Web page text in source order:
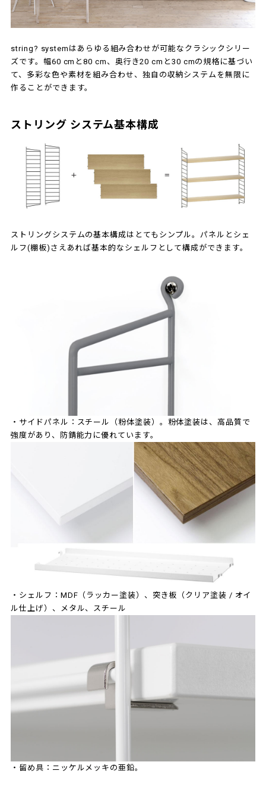
string? systemはあらゆる組み合わせが可能なクラシックシリー
ズです。幅60 cmと80 cm、奥行き20 cmと30 cmの規格に基づい
て、多彩な色や素材を組み合わせ、独自の収納システムを無限に
作ることができます。
ストリング システム基本構成
ストリングシステムの基本構成はとてもシンプル。パネルとシェ
ルフ(棚板)さえあれば基本的なシェルフとして構成ができます。
・サイドパネル：スチール（粉体塗装）。粉体塗装は、高品質で
強度があり、防錆能力に優れています。
・シェルフ：MDF（ラッカー塗装）、突き板（クリア塗装 / オイ
ル仕上げ）、メタル、スチール
・留め具：ニッケルメッキの亜鉛。